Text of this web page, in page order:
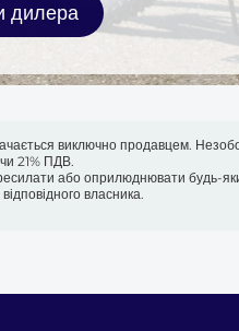
дилера
виключно продавцем.
21% ПДВ.
або оприлюднювати будь-
власника.